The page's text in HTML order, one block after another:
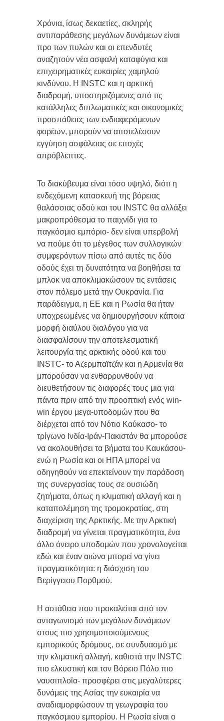
Χρόνια, ίσως δεκαετίες, σκληρής
αντιπαράθεσης μεγάλων δυνάμεων είναι
προ των πυλών και οι επενδυτές
αναζητούν νέα ασφαλή καταφύγια και
επιχειρηματικές ευκαιρίες χαμηλού
κινδύνου. Η INSTC και η αρκτική
διαδρομή, υποστηριζόμενες από τις
κατάλληλες διπλωματικές και οικονομικές
προσπάθειες των ενδιαφερόμενων
φορέων, μπορούν να αποτελέσουν
εγγύηση ασφάλειας σε εποχές
απρόβλεπτες.
Το διακύβευμα είναι τόσο υψηλό, διότι η
ενδεχόμενη κατασκευή της βόρειας
θαλάσσιας οδού και του INSTC θα αλλάξει
μακροπρόθεσμα το παιχνίδι για το
παγκόσμιο εμπόριο- δεν είναι υπερβολή
να πούμε ότι το μέγεθος των συλλογικών
συμφερόντων πίσω από αυτές τις δύο
οδούς έχει τη δυνατότητα να βοηθήσει τα
μπλοκ να αποκλιμακώσουν τις εντάσεις
στον πόλεμο μετά την Ουκρανία. Για
παράδειγμα, η ΕΕ και η Ρωσία θα ήταν
υποχρεωμένες να δημιουργήσουν κάποια
μορφή διαύλου διαλόγου για να
διασφαλίσουν την αποτελεσματική
λειτουργία της αρκτικής οδού και του
INSTC- το Αζερμπαϊτζάν και η Αρμενία θα
μπορούσαν να ενθαρρυνθούν να
διευθετήσουν τις διαφορές τους μια για
πάντα πριν από την προοπτική ενός win-
win έργου μεγα-υποδομών που θα
διέρχεται από τον Νότιο Καύκασο- το
τρίγωνο Ινδία-Ιράν-Πακιστάν θα μπορούσε
να ακολουθήσει τα βήματα του Καυκάσου-
ενώ η Ρωσία και οι ΗΠΑ μπορεί να
οδηγηθούν να επεκτείνουν την παράδοση
της συνεργασίας τους σε ουσιώδη
ζητήματα, όπως η κλιματική αλλαγή και η
καταπολέμηση της τρομοκρατίας, στη
διαχείριση της Αρκτικής. Με την Αρκτική
διαδρομή να γίνεται πραγματικότητα, ένα
άλλο όνειρο υποδομών που χρονολογείται
εδώ και έναν αιώνα μπορεί να γίνει
πραγματικότητα: η διάσχιση του
Βερίγγειου Πορθμού.
Η αστάθεια που προκαλείται από τον
ανταγωνισμό των μεγάλων δυνάμεων
στους πιο χρησιμοποιούμενους
εμπορικούς δρόμους, σε συνδυασμό με
την κλιματική αλλαγή, καθιστά την INSTC
πιο ελκυστική και τον Βόρειο Πόλο πιο
ναυσιπλοΐα- προσφέρει στις μεγαλύτερες
δυνάμεις της Ασίας την ευκαιρία να
αναδιαμορφώσουν τη γεωγραφία του
παγκόσμιου εμπορίου. Η Ρωσία είναι ο